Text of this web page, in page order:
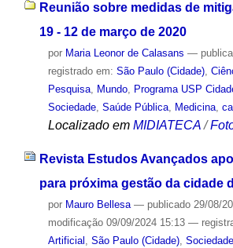
Reunião sobre medidas de
19 - 12 de março de 2020
por Maria Leonor de Calasans —
registrado em: São Paulo (Cidade),
Pesquisa, Mundo, Programa USP
Sociedade, Saúde Pública, Medicina,
Localizado em MIDIATECA /
Revista Estudos Avançados
para próxima gestão da cidade
por Mauro Bellesa — publicado29/08/
modificação09/09/2024 15:13 —
Artificial
São Paulo (Cidade), Sociedade